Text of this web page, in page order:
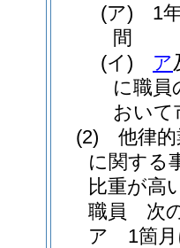
(ア)
1
間
(イ)
ア
に職員
おいて
(2)
他律
に関する
比重が高
職員 次
ア
1箇